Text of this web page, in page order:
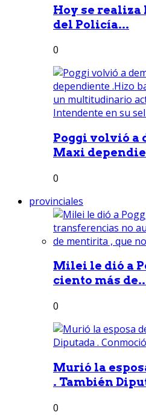
Hoy se
del Policía...
0
Poggi volvió a
Maxi
0
provinciales
Milei le dió a
ciento más
0
Murió la
. También
0